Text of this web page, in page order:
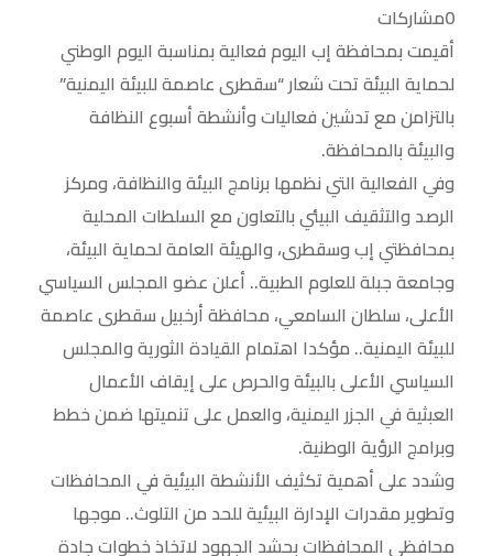
0مشاركات
أقيمت بمحافظة إب اليوم فعالية بمناسبة اليوم الوطني
لحماية البيئة تحت شعار “سقطرى عاصمة للبيئة اليمنية”
بالتزامن مع تدشين فعاليات وأنشطة أسبوع النظافة
والبيئة بالمحافظة.
وفي الفعالية التي نظمها برنامج البيئة والنظافة، ومركز
الرصد والتثقيف البيئي بالتعاون مع السلطات المحلية
بمحافظتي إب وسقطرى، والهيئة العامة لحماية البيئة،
وجامعة جبلة للعلوم الطبية.. أعلن عضو المجلس السياسي
الأعلى، سلطان السامعي، محافظة أرخبيل سقطرى عاصمة
للبيئة اليمنية.. مؤكدا اهتمام القيادة الثورية والمجلس
السياسي الأعلى بالبيئة والحرص على إيقاف الأعمال
العبثية في الجزر اليمنية، والعمل على تنميتها ضمن خطط
وبرامج الرؤية الوطنية.
وشدد على أهمية تكثيف الأنشطة البيئية في المحافظات
وتطوير مقدرات الإدارة البيئية للحد من التلوث.. موجها
محافظي المحافظات بحشد الجهود لاتخاذ خطوات جادة